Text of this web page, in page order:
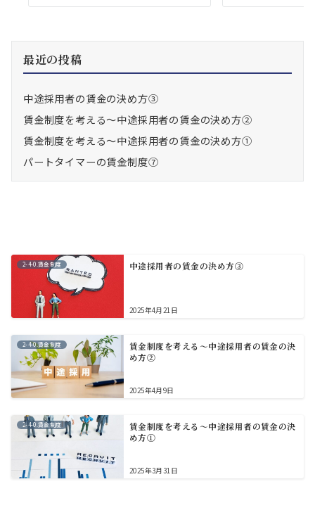
最近の投稿
中途採用者の賃金の決め方③
賃金制度を考える～中途採用者の賃金の決め方②
賃金制度を考える～中途採用者の賃金の決め方①
パートタイマーの賃金制度⑦
2-4-0.賃金制度 中途採用者の賃金の決め方③
2025年4月21日
2-4-0.賃金制度
賃金制度を考える～中途採用者の賃金の決
め方②
2025年4月9日
2-4-0.賃金制度
賃金制度を考える～中途採用者の賃金の決
め方①
2025年3月31日